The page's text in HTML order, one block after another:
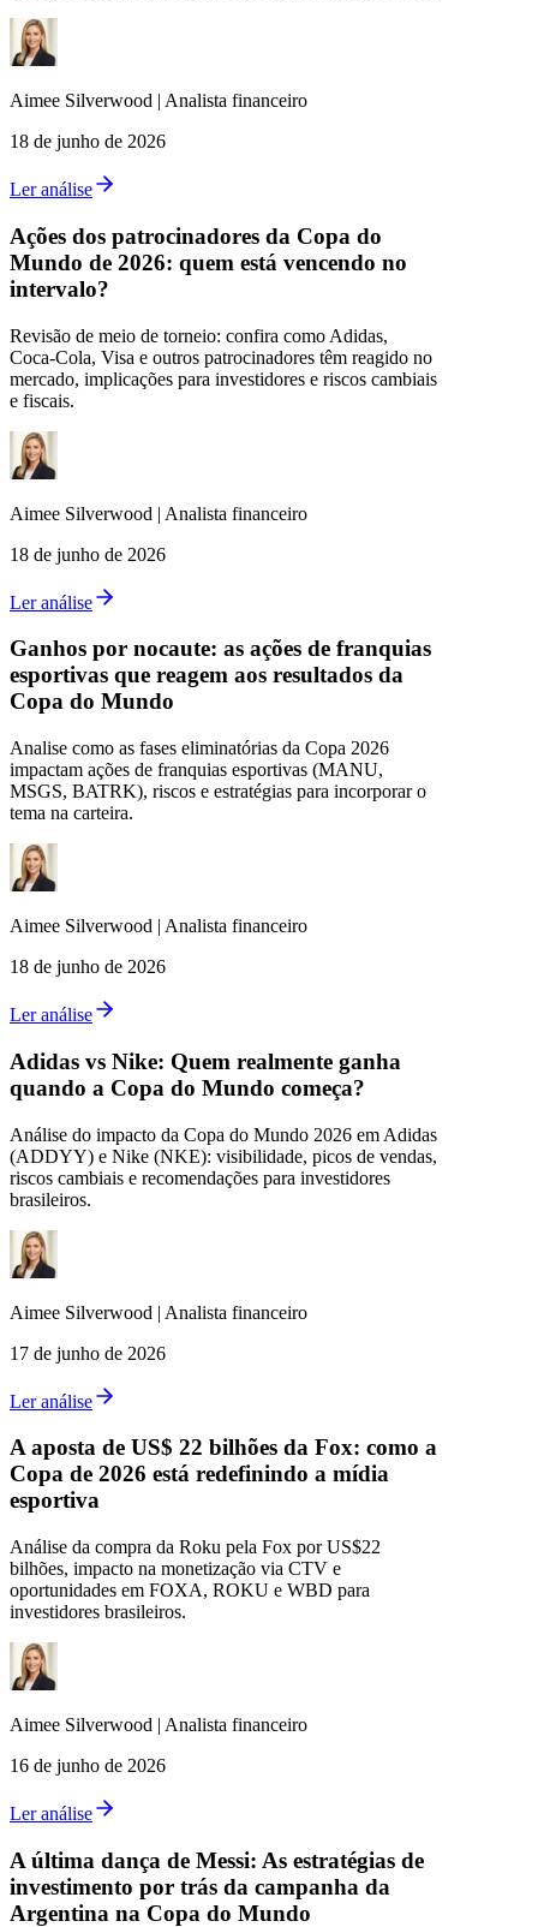
Aimee Silverwood | Analista financeiro
18 de junho de 2026
Ler análise
Ações dos patrocinadores da Copa do
Mundo de 2026: quem está vencendo no
intervalo?
Revisão de meio de torneio: confira como Adidas,
Coca‑Cola, Visa e outros patrocinadores têm reagido no
mercado, implicações para investidores e riscos cambiais
e fiscais.
Aimee Silverwood | Analista financeiro
18 de junho de 2026
Ler análise
Ganhos por nocaute: as ações de franquias
esportivas que reagem aos resultados da
Copa do Mundo
Analise como as fases eliminatórias da Copa 2026
impactam ações de franquias esportivas (MANU,
MSGS, BATRK), riscos e estratégias para incorporar o
tema na carteira.
Aimee Silverwood | Analista financeiro
18 de junho de 2026
Ler análise
Adidas vs Nike: Quem realmente ganha
quando a Copa do Mundo começa?
Análise do impacto da Copa do Mundo 2026 em Adidas
(ADDYY) e Nike (NKE): visibilidade, picos de vendas,
riscos cambiais e recomendações para investidores
brasileiros.
Aimee Silverwood | Analista financeiro
17 de junho de 2026
Ler análise
A aposta de US$ 22 bilhões da Fox: como a
Copa de 2026 está redefinindo a mídia
esportiva
Análise da compra da Roku pela Fox por US$22
bilhões, impacto na monetização via CTV e
oportunidades em FOXA, ROKU e WBD para
investidores brasileiros.
Aimee Silverwood | Analista financeiro
16 de junho de 2026
Ler análise
A última dança de Messi: As estratégias de
investimento por trás da campanha da
Argentina na Copa do Mundo